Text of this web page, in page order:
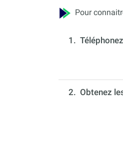
Pour
1.
2. Obtenez